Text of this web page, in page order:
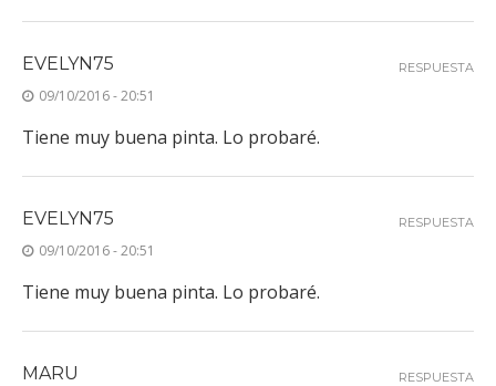
EVELYN75
09/10/2016 - 20:51
Tiene muy buena pinta. Lo probaré.
RESPUESTA
EVELYN75
09/10/2016 - 20:51
Tiene muy buena pinta. Lo probaré.
RESPUESTA
MARU RESPUESTA